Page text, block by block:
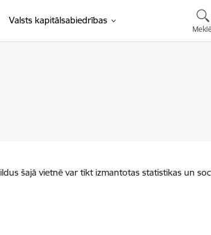
Valsts kapitālsabiedrības
šajā vietnē var tikt izmantotas statistikas un